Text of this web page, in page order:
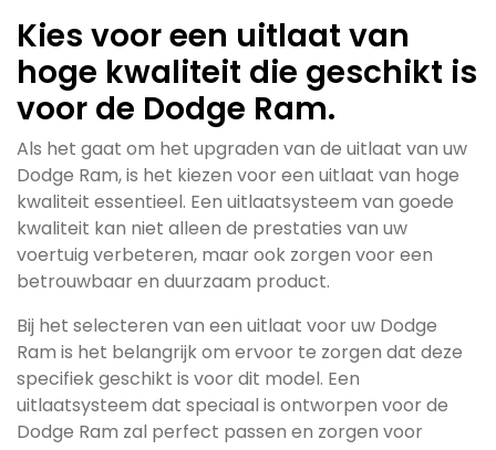
Kies voor een uitlaat van
hoge kwaliteit die geschikt is
voor de Dodge Ram.
Als het gaat om het upgraden van de uitlaat van uw
Dodge Ram, is het kiezen voor een uitlaat van hoge
kwaliteit essentieel. Een uitlaatsysteem van goede
kwaliteit kan niet alleen de prestaties van uw
voertuig verbeteren, maar ook zorgen voor een
betrouwbaar en duurzaam product.
Bij het selecteren van een uitlaat voor uw Dodge
Ram is het belangrijk om ervoor te zorgen dat deze
specifiek geschikt is voor dit model. Een
uitlaatsysteem dat speciaal is ontworpen voor de
Dodge Ram zal perfect passen en zorgen voor